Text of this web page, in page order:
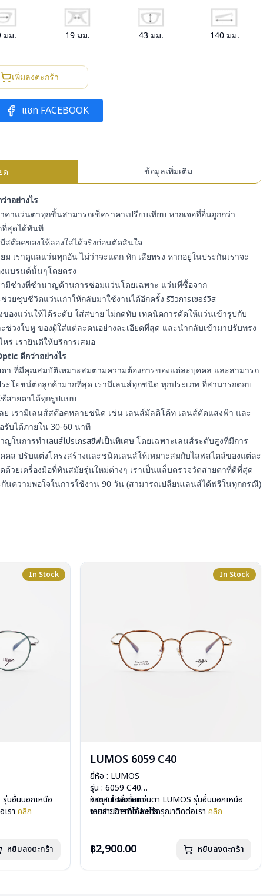
มม. 19มม. 43มม. 140มม.
เพิ่มลงตะกร้า
แชท FACEBOOK
ด ข้อมูลเพิ่มเติม
าอย่างไร
คาแว่นตาทุกชิ้นสามารถเช็คราคาเปรียบเทียบ หากเจอที่อื่นถูกกว่า
ที่สุดได้ทันที
สต๊อคของให้ลองใส่ได้จริงก่อนตัดสินใจ
ม เราดูแลแว่นทุกอัน ไม่ว่าจะแตก หัก เสียทรง หากอยู่ในประกันเราจะ
แบรนด์นั้นๆโดยตรง
ามีช่างที่ชำนาญด้านการซ่อมแว่นโดยเฉพาะ แว่นที่ซื้อจาก
วยชุบชีวิตแว่นเก่าให้กลับมาใช้งานได้อีกครั้ง รีวิวการเซอร์วิส
องแว่นให้ได้ระดับ ใส่สบาย ไม่กดทับ เทคนิคการดัดให้แว่นเข้ารูปกับ
วงใบหู ของผู้ใส่แต่ละคนอย่างละเอียดที่สุด และนำกลับเข้ามาปรับทรง
ร่ เรายินดีให้บริการเสมอ
ดีกว่าอย่างไร
ตา ที่มีคุณสมบัติเหมาะสมตามความต้องการของแต่ละบุคคล และสามารถ
ะโยชน์ต่อลูกค้ามากที่สุด เรามีเลนส์ทุกชนิด ทุกประเภท ที่สามารถตอบ
สายตาได้ทุกรูปแบบ
ลย เรามีเลนส์สต๊อคหลายชนิด เช่น เลนส์มัลติโค้ท เลนส์ตัดแสงฟ้า และ
รับได้ภายใน 30-60 นาที
ญในการทำเลนส์โปรเกรสซีฟเป็นพิเศษ โดยเฉพาะเลนส์ระดับสูงที่มีการ
ล ปรับแต่งโครงสร้างและชนิดเลนส์ให้เหมาะสมกับไลฟสไตล์ของแต่ละ
ด้วยเครื่องมือที่ทันสมัยรุ่นใหม่ต่างๆ เราเป็นแล็บตรวจวัดสายตาที่ดีที่สุด
นความพอใจในการใช้งาน 90 วัน (สามารถเปลี่ยนเลนส์ได้ฟรีในทุกกรณี)
In Stock
นอื่นนอกเหนือ
รา คลิก
หยิบลงตะกร้า
In Stock
LUMOS 6059 C40
ยี่ห้อ : LUMOS
รุ่น : 6059 C40
วัสดุ : Titanium
เลนส์ : Demo Lens
อุปกรณ์ : กล่องแว่น , ผ้าเช็ดแว่น
หากสนใจสั่งชื้อแว่นตา LUMOS รุ่นอื่นนอกเหนือ
จากรายการที่ได้ลงไว้กรุณาติดต่อเรา คลิก
฿2,900.00 หยิบลงตะกร้า